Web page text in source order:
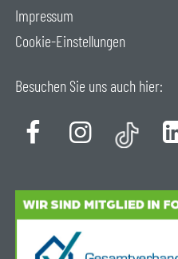
Impressum
Cookie-Einstellungen
Besuchen Sie uns auch hier: